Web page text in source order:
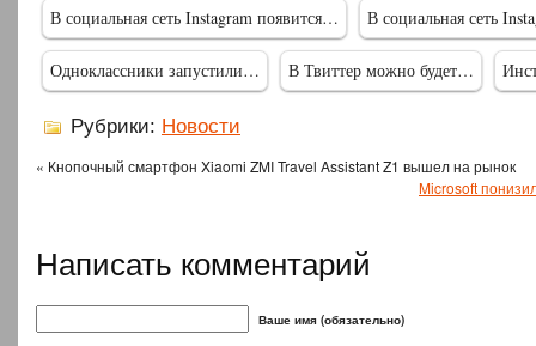
В социальная сеть Instagram появится… В социальная сеть
Одноклассники запустили… В Твиттер можно будет…
Рубрики: Новости
« Кнопочный смартфон Xiaomi ZMI Travel Assistant Z1 вышел на рынок
Microsoft
Написать комментарий
Ваше имя (обязательно)